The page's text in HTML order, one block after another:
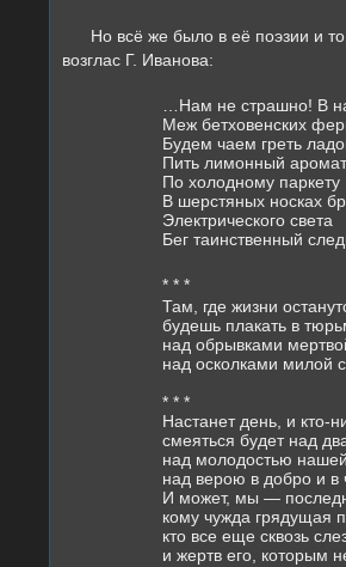
Но всё же было в её поэзии и
возглас Г. Иванова:
…Нам не страшно! В
Меж бетховенских
Будем чаем греть
Пить лимонный
По холодному паркету
В шерстяных носках
Электрического света
Бег таинственный
* * *
Там, где жизни
будешь плакать в
над обрывками
над осколками милой
* * *
Настанет день, и кто-
смеяться будет над
над молодостью
над верою в добро и в
И может, мы —
кому чужда грядущая
кто все еще сквозь
и жертв его, которым